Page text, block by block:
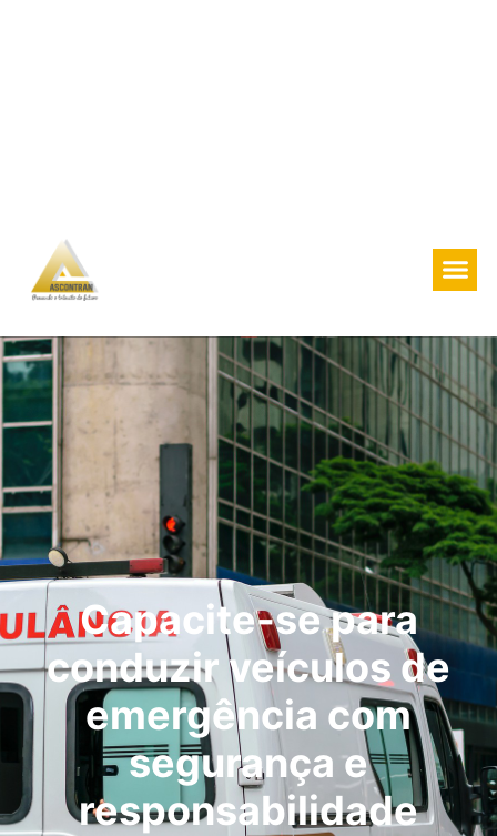
Capacite-se para
conduzir veículos de
emergência com
segurança e
responsabilidade